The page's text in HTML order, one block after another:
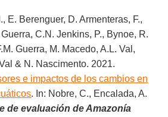
E. Berenguer, D. Armenteras, F.,
C.N. Jenkins, P., Bynoe, R.
Guerra, M. Macedo, A.L. Val,
& N. Nascimento. 2021.
e impactos de los cambios en
. In: Nobre, C., Encalada, A.
de evaluación de Amazonía